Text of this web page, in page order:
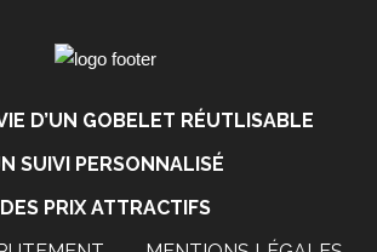
D’UN GOBELET RÉUTLISABLE
SUIVI PERSONNALISÉ
DES PRIX ATTRACTIFS